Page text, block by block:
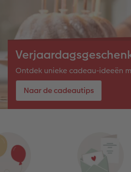
Ontdek unieke cadeau-ideeën
Naar de cadeautips